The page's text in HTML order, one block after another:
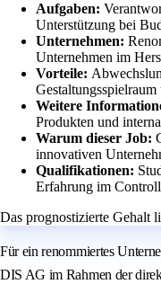
Aufgaben:
Unterstützung bei
Unternehmen:
Unternehmen im
Vorteile:
Weitere
Produkten und
Warum dieser Job:
innovativen
Qualifikationen:
Erfahrung im
Das prognostizierte Gehalt
Für ein renommiertes
DIS AG im Rahmen der